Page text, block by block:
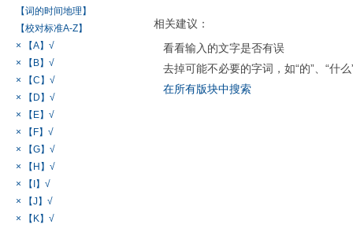
【词的时间地理】
【校对标准A-Z】
× 【A】√
× 【B】√
× 【C】√
× 【D】√
× 【E】√
× 【F】√
× 【G】√
× 【H】√
× 【I】√
× 【J】√
× 【K】√
相关建议：
看看输入的文字是否有误
去掉可能不必要的字词，如“的”、“什么
在所有版块中搜索